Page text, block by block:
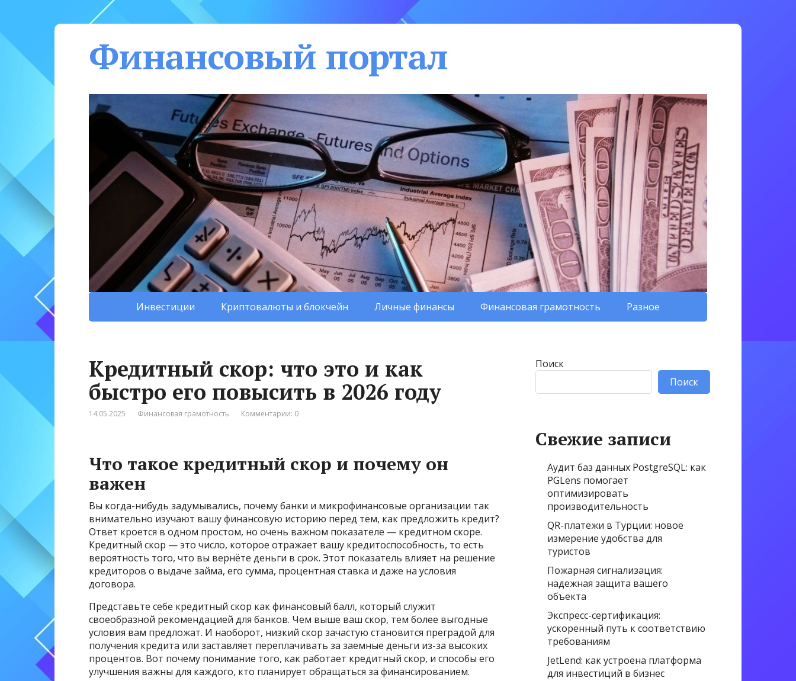
Финансовый портал
Инвестиции Криптовалюты и блокчейн Личные финансы Финансовая грамотность Разное
Кредитный скор: что это и как
быстро его повысить в 2026 году
14.05.2025 Финансовая грамотность Комментарии: 0
Что такое кредитный скор и почему он
важен
Вы когда-нибудь задумывались, почему банки и микрофинансовые организации так
внимательно изучают вашу финансовую историю перед тем, как предложить кредит?
Ответ кроется в одном простом, но очень важном показателе — кредитном скоре.
Кредитный скор — это число, которое отражает вашу кредитоспособность, то есть
вероятность того, что вы вернёте деньги в срок. Этот показатель влияет на решение
кредиторов о выдаче займа, его сумма, процентная ставка и даже на условия
договора.
Представьте себе кредитный скор как финансовый балл, который служит
своеобразной рекомендацией для банков. Чем выше ваш скор, тем более выгодные
условия вам предложат. И наоборот, низкий скор зачастую становится преградой для
получения кредита или заставляет переплачивать за заемные деньги из-за высоких
процентов. Вот почему понимание того, как работает кредитный скор, и способы его
улучшения важны для каждого, кто планирует обращаться за финансированием.
Поиск
Поиск
Свежие записи
Аудит баз данных PostgreSQL: как
PGLens помогает
оптимизировать
производительность
QR-платежи в Турции: новое
измерение удобства для
туристов
Пожарная сигнализация:
надежная защита вашего
объекта
Экспресс-сертификация:
ускоренный путь к соответствию
требованиям
JetLend: как устроена платформа
для инвестиций в бизнес